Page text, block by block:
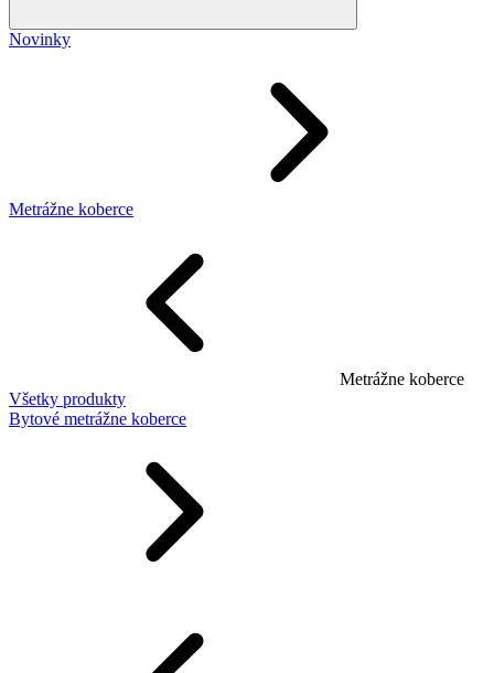
Novinky
Metrážne koberce
Metrážne koberce
Všetky produkty
Bytové metrážne koberce